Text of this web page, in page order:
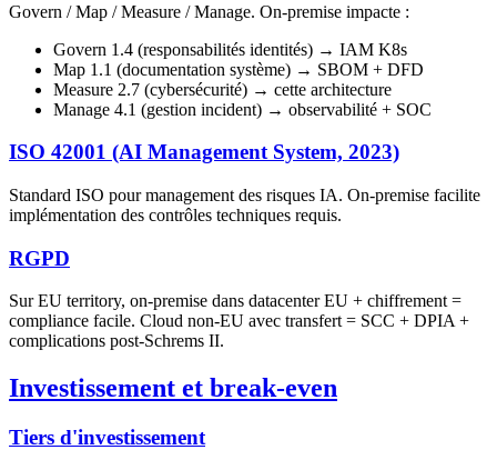
Govern / Map / Measure / Manage. On-premise impacte :
Govern 1.4 (responsabilités identités) → IAM K8s
Map 1.1 (documentation système) → SBOM + DFD
Measure 2.7 (cybersécurité) → cette architecture
Manage 4.1 (gestion incident) → observabilité + SOC
ISO 42001 (AI Management System, 2023)
Standard ISO pour management des risques IA. On-premise facilite
implémentation des contrôles techniques requis.
RGPD
Sur EU territory, on-premise dans datacenter EU + chiffrement =
compliance facile. Cloud non-EU avec transfert = SCC + DPIA +
complications post-Schrems II.
Investissement et break-even
Tiers d'investissement